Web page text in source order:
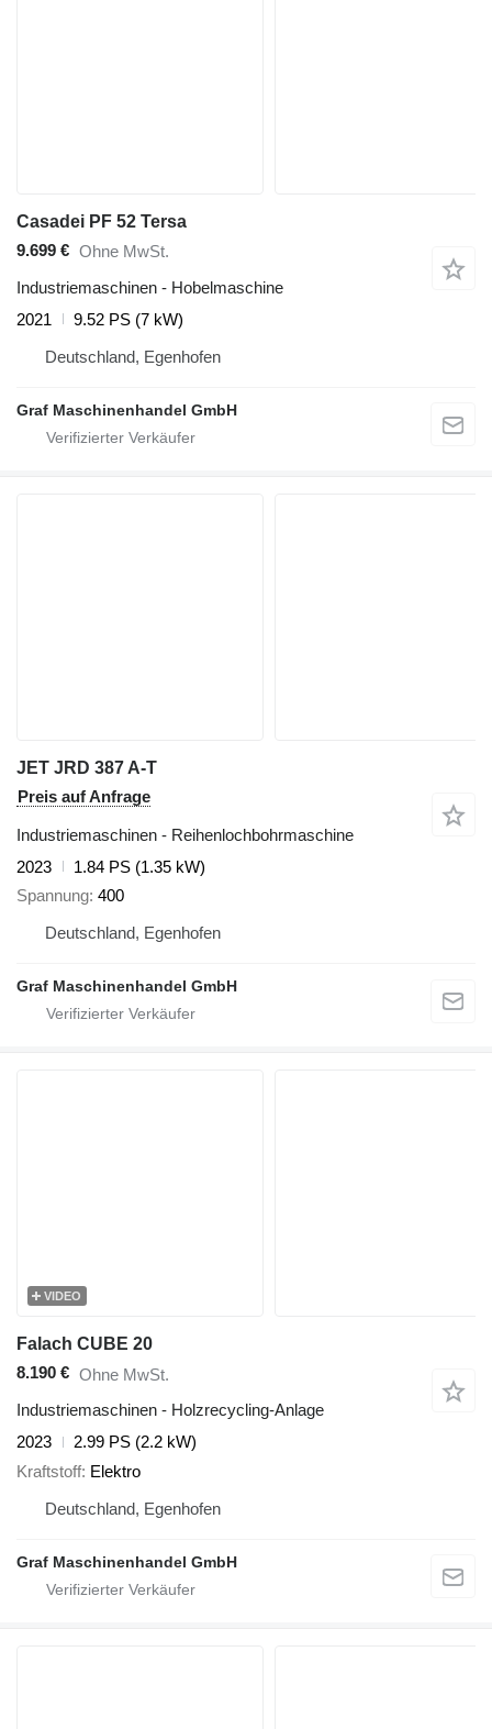
Casadei PF 52 Tersa
9.699 € Ohne MwSt.
Industriemaschinen - Hobelmaschine
2021
9.52 PS (7 kW)
Deutschland, Egenhofen
Graf Maschinenhandel GmbH
JET JRD 387 A-T
Preis auf Anfrage
Industriemaschinen - Reihenlochbohrmaschine
2023
1.84 PS (1.35 kW)
Spannung 400
Deutschland, Egenhofen
Graf Maschinenhandel GmbH
VIDEO
Falach CUBE 20
8.190 € Ohne MwSt.
Industriemaschinen - Holzrecycling-Anlage
2023
2.99 PS (2.2 kW)
Kraftstoff Elektro
Deutschland, Egenhofen
Graf Maschinenhandel GmbH